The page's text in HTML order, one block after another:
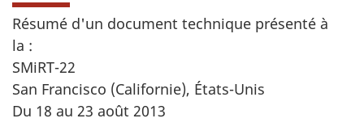
Résumé d'un document technique présenté à
la :
SMiRT-22
San Francisco (Californie), États-Unis
Du 18 au 23 août 2013